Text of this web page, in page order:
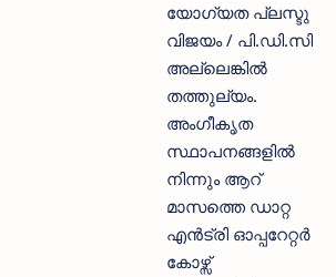
യോഗ്യത പ്ലസ്ടു
വിജയം / പി.ഡി.സി
അല്ലെങ്കിൽ
തത്തുല്യം.
അംഗീകൃത
സ്ഥാപനങ്ങളിൽ
നിന്നും ആറ്
മാസത്തെ ഡാറ്റ
എൻട്രി ഓപ്പറേറ്റർ
കോഴ്സ്